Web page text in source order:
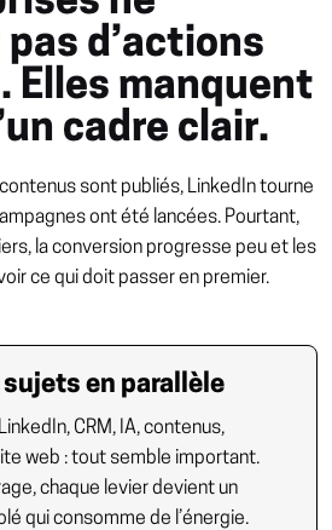
d’actions
Elles manquent
cadre clair.
sont publiés, LinkedIn tourne
ont été lancées. Pourtant,
la conversion progresse peu et les
ce qui doit passer en premier.
sujets en parallèle
LinkedIn, CRM, IA, contenus,
web : tout semble important.
chaque levier devient un
qui consomme de l’énergie.